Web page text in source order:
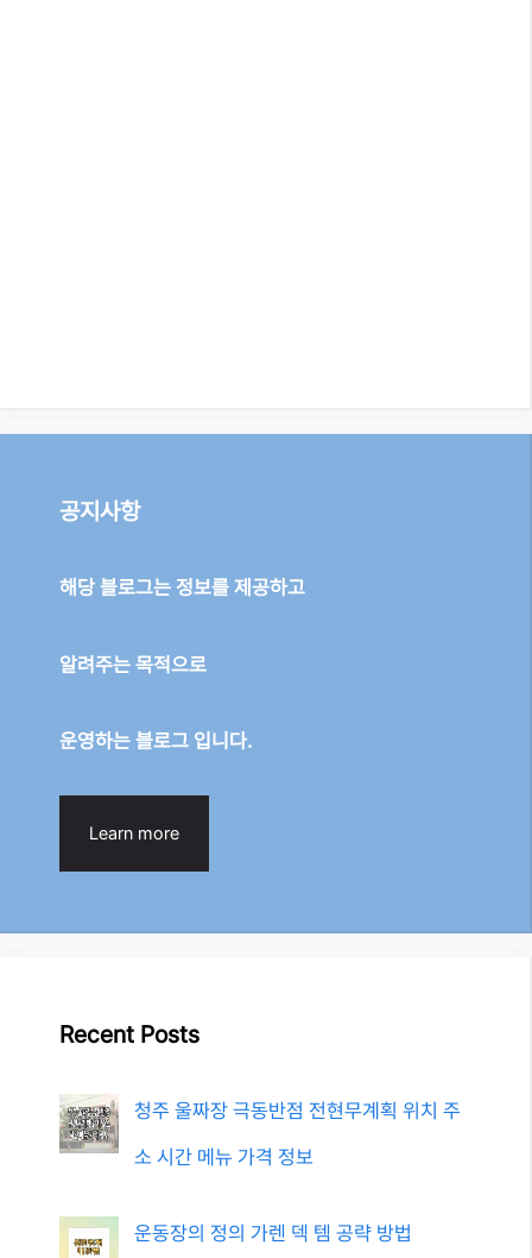
공지사항
해당 블로그는 정보를 제공하고
알려주는 목적으로
운영하는 블로그 입니다.
Learn more
Recent Posts
청주 울짜장 극동반점 전현무계획 위치 주
소 시간 메뉴 가격 정보
운동장의 정의 가렌 덱 템 공략 방법